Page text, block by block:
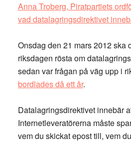
Anna Troberg, Piratpartiets
vad datalagringsdirektivet
Onsdag den 21 mars 2012 ska
riksdagen rösta om
sedan var frågan på väg upp i
bordlades då ett år.
Datalagringsdirektivet innebär
Internetleveratörerna måste
vem du skickat epost till, vem